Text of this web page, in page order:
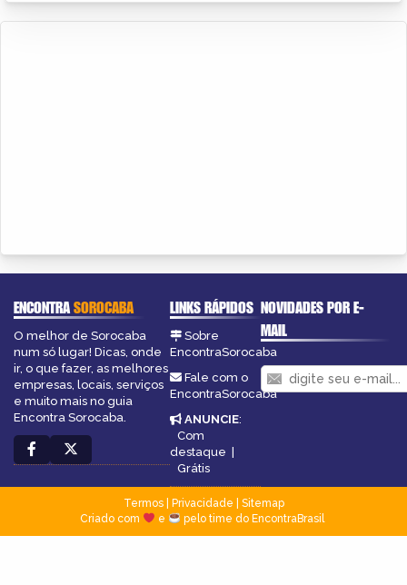
ENCONTRASOROCABA
O melhor de Sorocaba
num só lugar! Dicas, onde
ir, o que fazer, as melhores
empresas, locais, serviços
e muito mais no guia
Encontra Sorocaba.
LINKS RÁPIDOS
Sobre
EncontraSorocaba
Fale com o
EncontraSorocaba
ANUNCIE:
Com
destaque |
Grátis
NOVIDADES POR E-
MAIL
Termos| Privacidade
Sitemap
Criado com
e pelo time do EncontraBrasil